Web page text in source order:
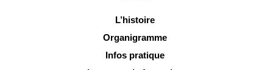
L’histoire
Organigramme
Infos pratique